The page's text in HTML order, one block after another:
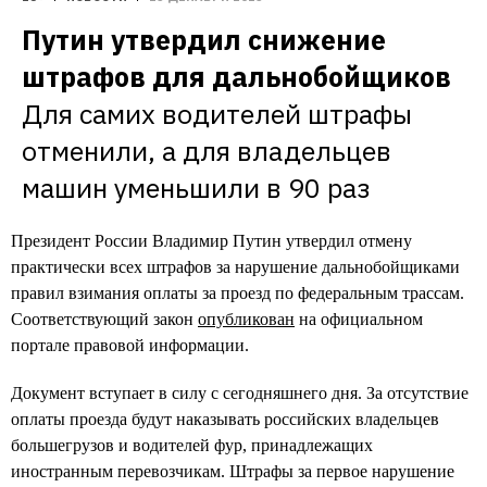
Путин утвердил снижение
штрафов для дальнобойщиков
Для самих водителей штрафы
отменили, а для владельцев
машин уменьшили в 90 раз
Президент России Владимир Путин утвердил отмену
практически всех штрафов за нарушение дальнобойщиками
правил взимания оплаты за проезд по федеральным трассам.
Соответствующий закон опубликован на официальном
портале правовой информации.
Документ вступает в силу с сегодняшнего дня. За отсутствие
оплаты проезда будут наказывать российских владельцев
большегрузов и водителей фур, принадлежащих
иностранным перевозчикам. Штрафы за первое нарушение